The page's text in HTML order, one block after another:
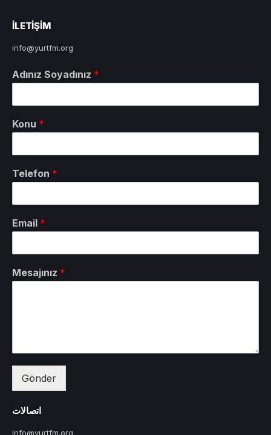
ILETIŞIM
info@yurtfm.org
Adınız Soyadınız *
Konu *
Telefon *
Email *
Mesajınız *
Gönder
اتصالات
info@yurtfm.org